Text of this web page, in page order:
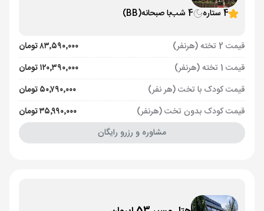
4 ستاره
4 شب با صبحانه(BB)
قیمت 2 تخته (هرنفر)
۸۳٬۵۹۰٬۰۰۰ تومان
قیمت 1 تخته (هرنفر)
۱۲۰٬۳۹۰٬۰۰۰ تومان
قیمت کودک با تخت (هر نفر)
۵۰٬۷۹۰٬۰۰۰ تومان
قیمت کودک بدون تخت (هرنفر)
۳۵٬۹۹۰٬۰۰۰ تومان
مشاوره و رزرو رایگان